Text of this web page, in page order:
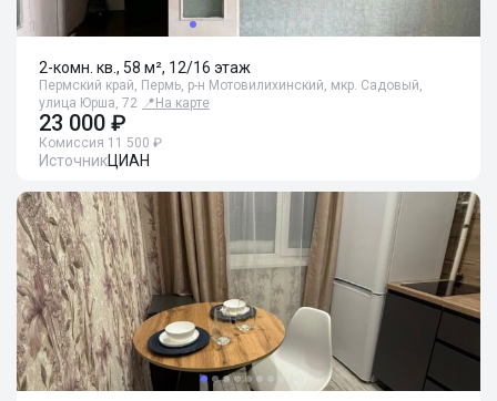
2-комн. кв., 58 м², 12/16 этаж
Пермский край, Пермь, р-н Мотовилихинский, мкр. Садовый,
улица Юрша, 72 📍 На карте
23 000 ₽
Комиссия 11 500 ₽
ИсточникЦИАН